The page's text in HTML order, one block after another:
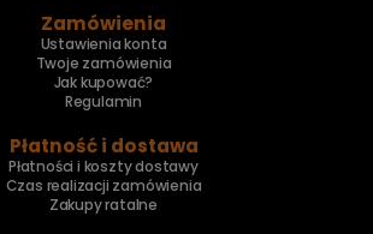
Zamówienia
Ustawienia konta
Twoje zamówienia
Jak kupować?
Regulamin
Płatność i dostawa
Płatności i koszty dostawy
Czas realizacji zamówienia
Zakupy ratalne